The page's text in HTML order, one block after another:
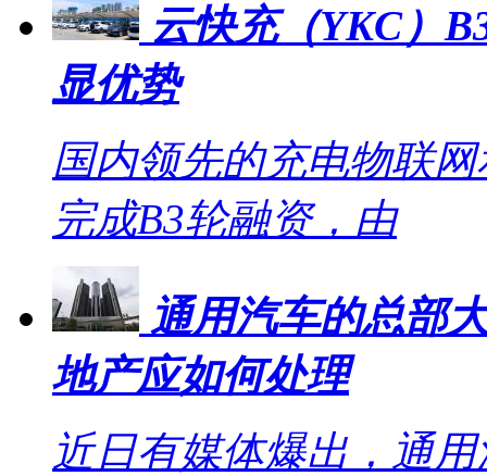
云快充（YKC）
显优势
国内领先的充电物联
完成B3轮融资，由
通用汽车的总部
地产应如何处理
近日有媒体爆出，通